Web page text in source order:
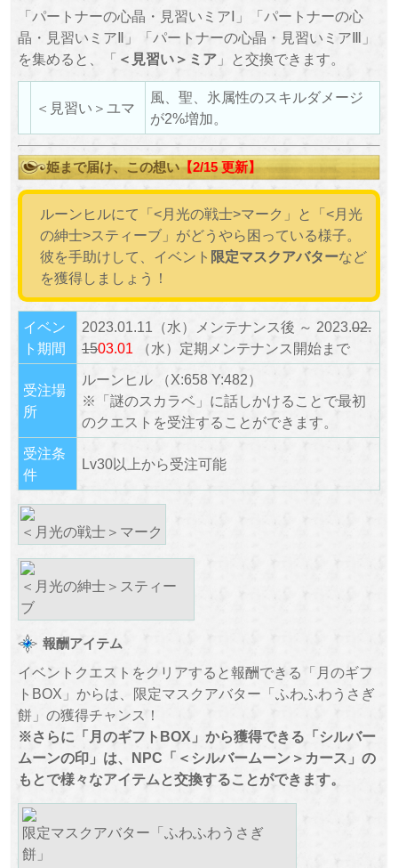
「パートナーの心晶・見習いミアⅠ」「パートナーの心
晶・見習いミアⅡ」「パートナーの心晶・見習いミアⅢ」
を集めると、「 ＜見習い＞ミア」と交換できます。
＜見習い＞ユマ
風、聖、氷属性のスキルダメージ
が2%増加。
姫まで届け、この想い【2/15 更新】
ルーンヒルにて「<月光の戦士>マーク」と「<月光
の紳士>スティーブ」がどうやら困っている様子。
彼を手助けして、イベント 限定マスクアバターなど
を獲得しましょう！
イベン
ト期間
2023.01.11（水）メンテナンス後 ～ 2023.02.
1503.01 （水）定期メンテナンス開始まで
受注場
所
ルーンヒル （X:658 Y:482）
※「謎のスカラベ」に話しかけることで最初
のクエストを受注することができます。
受注条
件
Lv30以上から受注可能
＜月光の戦士＞マーク
＜月光の紳士＞スティー
ブ
報酬アイテム
イベントクエストをクリアすると報酬できる「月のギフ
トBOX」からは、限定マスクアバター「ふわふわうさぎ
餅」の獲得チャンス！
※さらに「月のギフトBOX」から獲得できる「シルバー
ムーンの印」は、NPC「＜シルバームーン＞カース」の
もとで様々なアイテムと交換することができます。
限定マスクアバター「ふわふわうさぎ
餅」